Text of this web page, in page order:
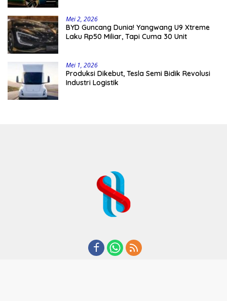
Mei 2, 2026
BYD Guncang Dunia! Yangwang U9 Xtreme
Laku Rp50 Miliar, Tapi Cuma 30 Unit
Mei 1, 2026
Produksi Dikebut, Tesla Semi Bidik Revolusi
Industri Logistik